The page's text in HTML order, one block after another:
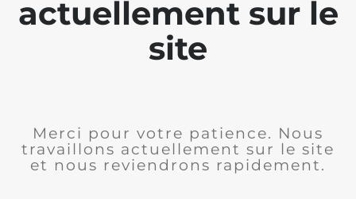
actuellement sur le
site
Merci pour votre patience. Nous
travaillons actuellement sur le site
et nous reviendrons rapidement.